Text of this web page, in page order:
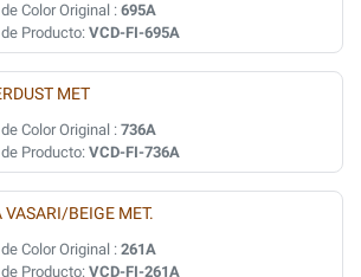
Color Original : 695A
Producto: VCD-FI-695A
MET
Color Original : 736A
Producto: VCD-FI-736A
VASARI/BEIGE MET.
Color Original : 261A
Producto: VCD-FI-261A